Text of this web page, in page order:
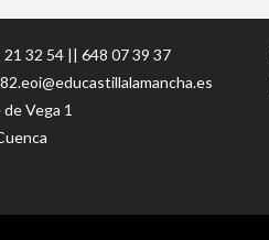
21 32 54 || 648 07 39 37
Vega 1